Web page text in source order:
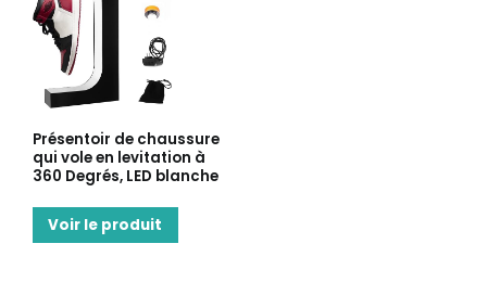
Présentoir de chaussure
qui vole en levitation à
360 Degrés, LED blanche
Voir le produit